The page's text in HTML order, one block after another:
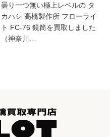
曇り一つ無い極上レベルの タ
カハシ 高橋製作所 フローライ
ト FC-76 鏡筒を買取しました
（神奈川…